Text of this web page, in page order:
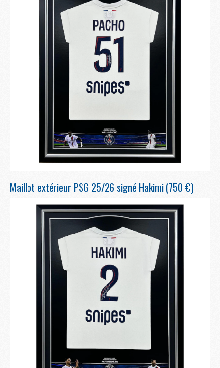
Maillot extérieur PSG 25/26 signé Hakimi (750 €)